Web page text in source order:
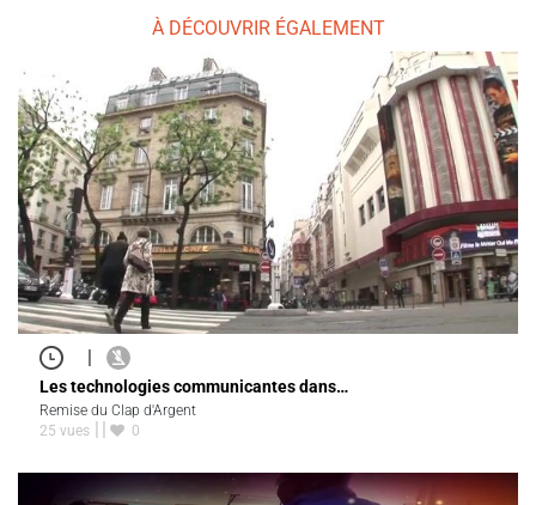
À DÉCOUVRIR ÉGALEMENT
|
Les technologies communicantes dans…
Remise du Clap d'Argent
25 vues
0